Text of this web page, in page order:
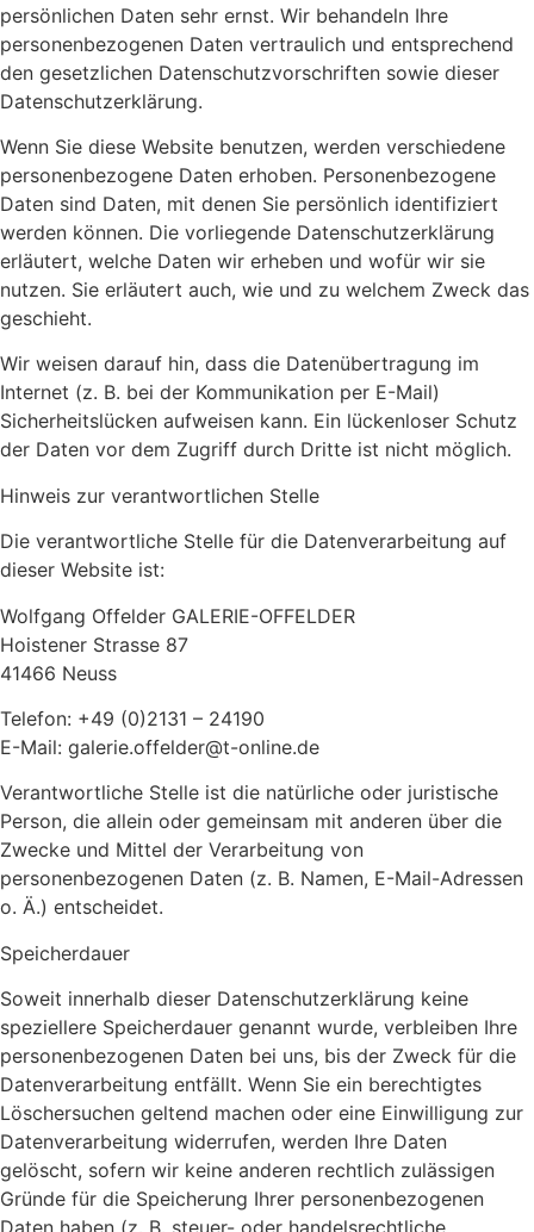
persönlichen Daten sehr ernst. Wir behandeln Ihre
personenbezogenen Daten vertraulich und entsprechend
den gesetzlichen Datenschutzvorschriften sowie dieser
Datenschutzerklärung.
Wenn Sie diese Website benutzen, werden verschiedene
personenbezogene Daten erhoben. Personenbezogene
Daten sind Daten, mit denen Sie persönlich identifiziert
werden können. Die vorliegende Datenschutzerklärung
erläutert, welche Daten wir erheben und wofür wir sie
nutzen. Sie erläutert auch, wie und zu welchem Zweck das
geschieht.
Wir weisen darauf hin, dass die Datenübertragung im
Internet (z. B. bei der Kommunikation per E-Mail)
Sicherheitslücken aufweisen kann. Ein lückenloser Schutz
der Daten vor dem Zugriff durch Dritte ist nicht möglich.
Hinweis zur verantwortlichen Stelle
Die verantwortliche Stelle für die Datenverarbeitung auf
dieser Website ist:
Wolfgang Offelder GALERIE-OFFELDER
Hoistener Strasse 87
41466 Neuss
Telefon: +49 (0)2131 – 24190
E-Mail: galerie.offelder@t-online.de
Verantwortliche Stelle ist die natürliche oder juristische
Person, die allein oder gemeinsam mit anderen über die
Zwecke und Mittel der Verarbeitung von
personenbezogenen Daten (z. B. Namen, E-Mail-Adressen
o. Ä.) entscheidet.
Speicherdauer
Soweit innerhalb dieser Datenschutzerklärung keine
speziellere Speicherdauer genannt wurde, verbleiben Ihre
personenbezogenen Daten bei uns, bis der Zweck für die
Datenverarbeitung entfällt. Wenn Sie ein berechtigtes
Löschersuchen geltend machen oder eine Einwilligung zur
Datenverarbeitung widerrufen, werden Ihre Daten
gelöscht, sofern wir keine anderen rechtlich zulässigen
Gründe für die Speicherung Ihrer personenbezogenen